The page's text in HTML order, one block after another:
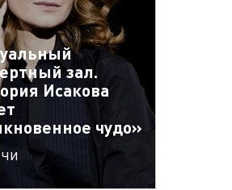
зал.
Исакова
чудо»